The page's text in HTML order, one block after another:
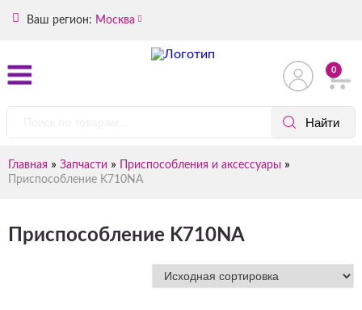
Ваш регион: Москва
0
Главная » Запчасти » Приспособления и аксессуары »
Приспособление K710NA
Приспособление K710NA